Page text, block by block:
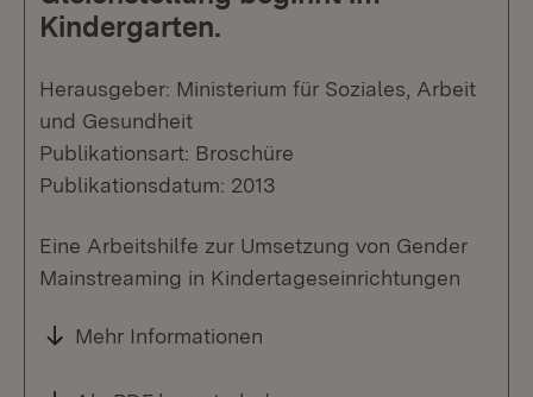
Kindergarten.
Herausgeber: Ministerium für Soziales, Arbeit
und Gesundheit
Publikationsart: Broschüre
Publikationsdatum: 2013
Eine Arbeitshilfe zur Umsetzung von Gender
Mainstreaming in Kindertageseinrichtungen
Mehr Informationen